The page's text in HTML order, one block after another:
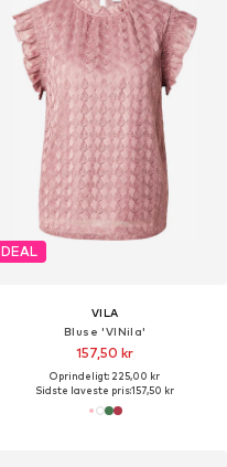
DEAL
VILA
Bluse 'VINila'
157,50 kr
Oprindeligt: 225,00 kr
Sidste laveste pris:157,50 kr